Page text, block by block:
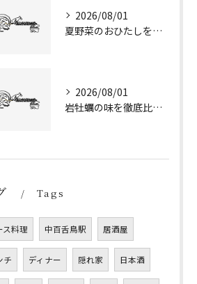
2026/08/01
夏野菜のおひたしを簡単に作る時短レシピと彩り豊かな使い切り術
2026/08/01
岩牡蠣の味を徹底比較真牡蠣との違いや安全性と選び方ガイド
Tags
ス料理 中百舌鳥駅 居酒屋
チ ディナー 隠れ家 日本酒